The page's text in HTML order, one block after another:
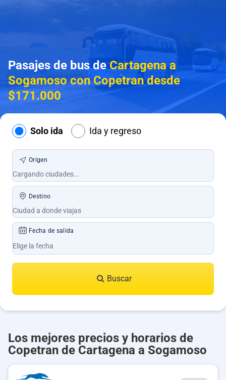
Pasajes de bus deCartagena a
Sogamoso con Copetran desde
$171.000
Solo ida Ida y regreso
Origen
Destino
Fecha de salida
Buscar
Los mejores precios y horarios de
Copetran de Cartagena a Sogamoso